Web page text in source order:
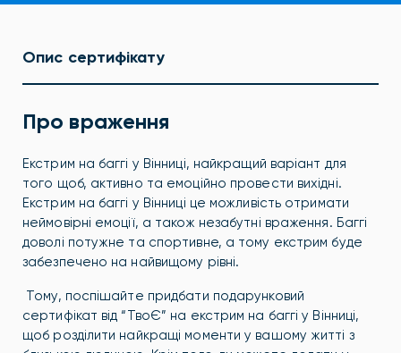
Опис сертифікату
Про враження
Екстрим на баггі у Вінниці, найкращий варіант для
того щоб, активно та емоційно провести вихідні.
Екстрим на баггі у Вінниці це можливість отримати
неймовірні емоції, а також незабутні враження. Баггі
доволі потужне та спортивне, а тому екстрим буде
забезпечено на найвищому рівні.
Тому, поспішайте придбати подарунковий
сертифікат від “ТвоЄ” на екстрим на баггі у Вінниці,
щоб розділити найкращі моменти у вашому житті з